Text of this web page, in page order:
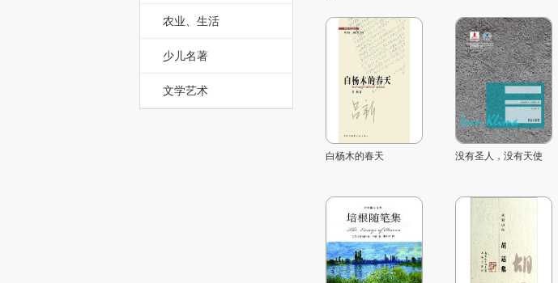
农业、生活
少儿名著
文学艺术
白杨木的春天 没有圣人，没有天使